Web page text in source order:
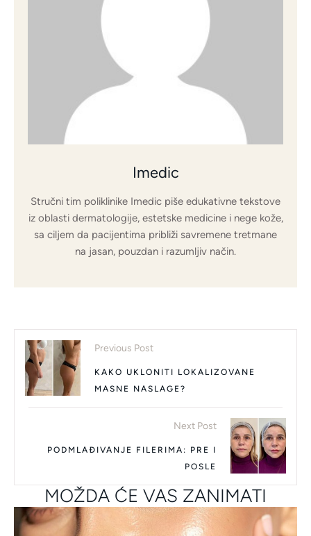
Imedic
Stručni tim poliklinike Imedic piše edukativne tekstove
iz oblasti dermatologije, estetske medicine i nege kože,
sa ciljem da pacijentima približi savremene tretmane
na jasan, pouzdan i razumljiv način.
Previous Post
KAKO UKLONITI LOKALIZOVANE
MASNE NASLAGE?
Next Post
PODMLAĐIVANJE FILERIMA: PRE I
POSLE
MOŽDA ĆE VAS ZANIMATI